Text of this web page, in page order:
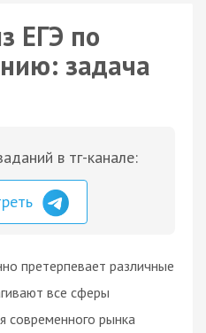
ЕГЭ по
задача
в тг-канале:
претерпевает различные
все сферы
современного рынка